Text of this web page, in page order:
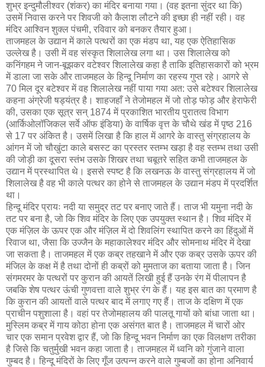
शुभ्र इन्दुमौलीश्‍वर (शंकर) का मंदिर बनाया गया। (वह इतना सुंदर था कि)
उसमें निवास करने पर शिवजी को कैलाश लौटने की इच्छा ही नहीं रही। वह
मंदिर आश्‍विन शुक्ल पंचमी, रविवार को बनकर तैयार हुआ।
ताजमहल के उद्यान में काले पत्थरों का एक मंडप था, यह एक ऐतिहासिक
उल्लेख है। उसी में वह संस्कृत शिलालेख लगा था। उस शिलालेख को
कनिंगहम ने जान-बूझकर वटेश्वर शिलालेख कहा है ताकि इतिहासकारों को भ्रम
में डाला जा सके और ताजमहल के हिन्दू निर्माण का रहस्य गुप्त रहे। आगरे से
70 मिल दूर बटेश्वर में वह शिलालेख नहीं पाया गया अत: उसे बटेश्वर शिलालेख
कहना अंग्रेजी षड्‍यंत्र है। शाहजहाँ ने तेजोमहल में जो तोड़ फोड़ और हेराफेरी
की, उसका एक सूत्र सन् 1874 में प्रकाशित भारतीय पुरातत्व विभाग
(आर्किओलॉजिकल सर्वे ऑफ इंडिया) के वार्षिक वृत्त के चौथे खंड में पृष्ठ 216
से 17 पर अंकित है। उसमें लिखा है कि हाल में आगरे के वास्तु संग्रहालय के
आंगन में जो चौखुंटा काले बसस्ट का प्रस्तर स्तम्भ खड़ा है वह स्तम्भ तथा उसी
की जोड़ी का दूसरा स्तंभ उसके शिखर तथा चबूतरे सहित कभी ताजमहल के
उद्यान में प्रस्थापित थे। इससे स्पष्ट है कि लखनऊ के वास्तु संग्रहालय में जो
शिलालेख है वह भी काले पत्थर का होने से ताजमहल के उद्यान मंडप में प्रदर्शित
था।
हिन्दू मंदिर प्रायः नदी या समुद्र तट पर बनाए जाते हैं। ताज भी यमुना नदी के
तट पर बना है, जो कि शिव मंदिर के लिए एक उपयुक्त स्थान है। शिव मंदिर में
एक मंज़िल के ऊपर एक और मंज़िल में दो शिवलिंग स्थापित करने का हिंदुओं में
रिवाज था, जैसा कि उज्जैन के महाकालेश्वर मंदिर और सोमनाथ मंदिर में देखा
जा सकता है। ताजमहल में एक कब्र तहखाने में और एक कब्र उसके ऊपर की
मंजिल के कक्ष में है तथा दोनों ही कब्रों को मुमताज का बताया जाता है। जिन
संगमरमर के पत्थरों पर कुरान की आयतें लिखी हुई हैं उनके रंग में पीलापन है
जबकि शेष पत्थर ऊंची गुणवत्ता वाले शुभ्र रंग के हैं। यह इस बात का प्रमाण है
कि कुरान की आयतों वाले पत्थर बाद में लगाए गए हैं। ताज के दक्षिण में एक
प्राचीन पशुशाला है। वहां पर तेजोमहालय की पालतू गायों को बांधा जाता था।
मुस्लिम कब्र में गाय कोठा होना एक असंगत बात है। ताजमहल में चारों ओर
चार एक समान प्रवेश द्वार हैं, जो कि हिन्दू भवन निर्माण का एक विलक्षण तरीका
है जिसे कि चतुर्मुखी भवन कहा जाता है। ताजमहल में ध्वनि को गुंजाने वाला
गुम्बद है। हिन्दू मंदिरों के लिए गूँज उत्पन्न करने वाले गुम्बजों का होना अनिवार्य